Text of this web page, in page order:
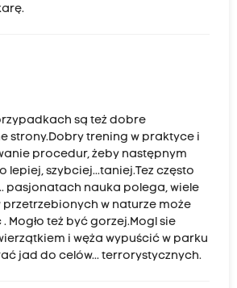
są też dobre
strony.Dobry trening w praktyce i
procedur, żeby następnym
lepiej, szybciej...taniej.Tez często
pasjonatach nauka polega, wiele
w naturze może
Mogło też być gorzej.Mogl sie
i węża wypuścić w parku
jad do celów... terrorystycznych.